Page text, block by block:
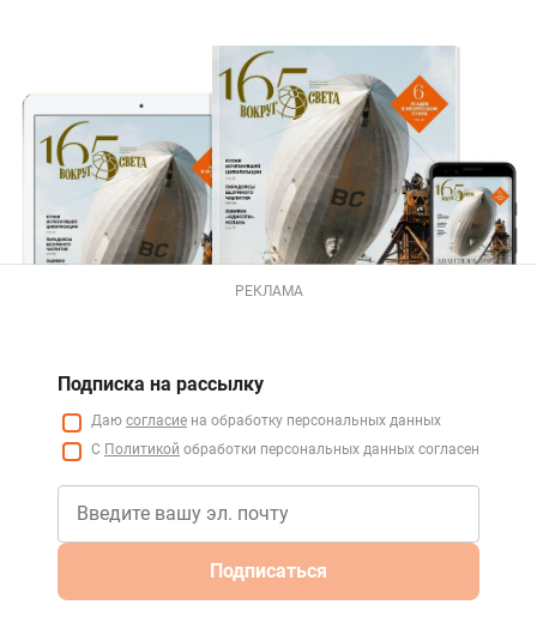
РЕКЛАМА
Подписка на рассылку
Даю согласие на обработку персональных данных
С Политикой обработки персональных данных согласен
Подписаться